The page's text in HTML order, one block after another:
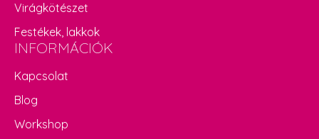
Virágkötészet
Festékek, lakkok
INFORMÁCIÓK
Kapcsolat
Blog
Workshop